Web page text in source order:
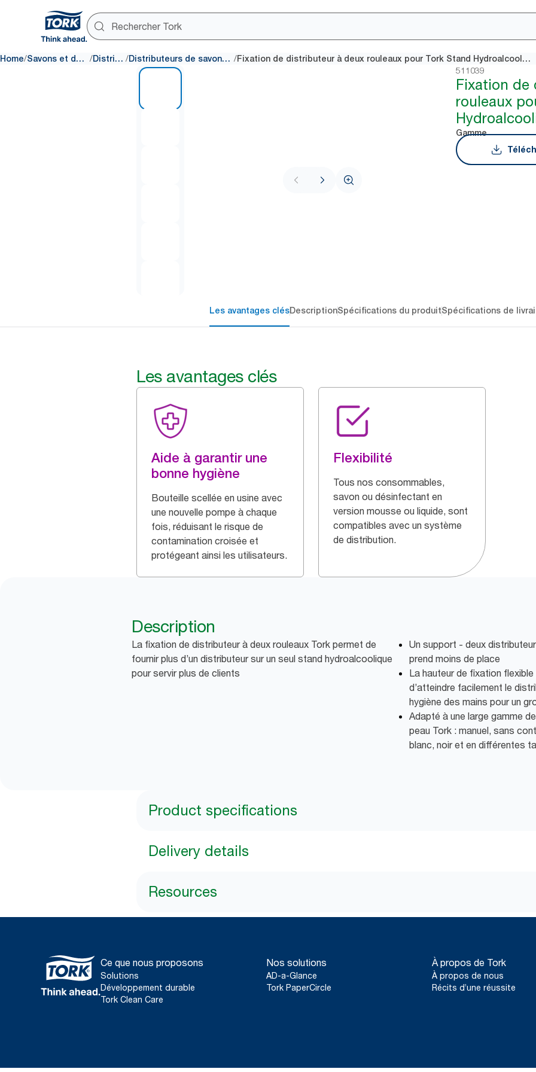
Home/ Savons et désinfectants / Distributeurs / Distributeurs de savons et désinfectants / Fixation de distributeur à deux rouleaux pour Tork Stand Hydroalcoolique, Noir
511039
Fixation de
rouleaux
Gamme
Les avantages clésDescriptionSpécifications du produitSpécifications de
Les avantages clés
Aide à garantir une
bonne hygiène
Bouteille scellée en usine avec
une nouvelle pompe à chaque
fois, réduisant le risque de
contamination croisée et
protégeant ainsi les utilisateurs.
Flexibilité
Tous nos consommables,
savon ou désinfectant en
version mousse ou liquide, sont
compatibles avec un système
de distribution.
Description
La fixation de distributeur à deux rouleaux Tork permet de
fournir plus d’un distributeur sur un seul stand hydroalcoolique
pour servir plus de clients
Un support - deux
prend moins de place
La hauteur de fixation
d’atteindre facilement le
hygiène des mains pour un
Adapté à une large gamme
peau Tork : manuel, sans
blanc, noir et en différentes
Product specifications
Delivery details
Resources
Ce que nous proposons
Solutions
Développement durable
Tork Clean Care
Nos solutions
AD-a-Glance
Tork PaperCircle
À propos de Tork
À propos de nous
Récits d’une réussite